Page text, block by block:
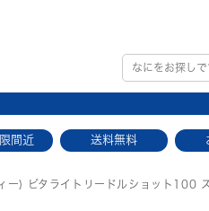
間近 送料無料
ー) ビタライトリードルショット100